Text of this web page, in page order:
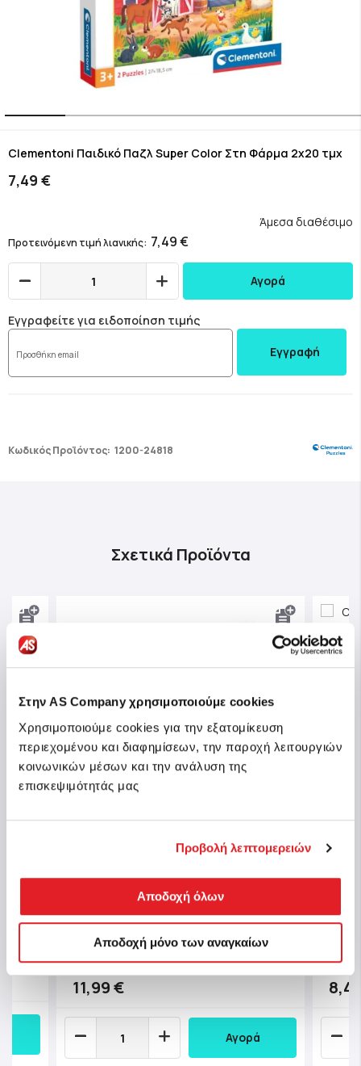
Στην AS Company χρησιμοποιούμε cookies
Χρησιμοποιούμε cookies για την εξατομίκευση
περιεχομένου και διαφημίσεων, την παροχή λειτουργιών
κοινωνικών μέσων και την ανάλυση της
επισκεψιμότητάς μας
Προβολή λεπτομερειών
Αποδοχή όλων
Αποδοχή μόνο των αναγκαίων
to
beginning
gallery
Clementoni Παιδικό Παζλ Super Color Στη Φάρμα 2x20 τμχ
7,49 €
Προτεινόμενη τιμή λιανικής 7,49 €
Άμεσα διαθέσιμο
Αγορά
Εγγραφείτε για ειδοποίηση τιμής
Εγγραφή
Κωδικός Προϊόντος: 1200-24818
Σχετικά Προϊόντα
Clementoni Παιδικό Παζλ
Supercolor Stumble Guys 180 τμχ
Κωδ.: 1210-29323
11,99 €
Αγορά